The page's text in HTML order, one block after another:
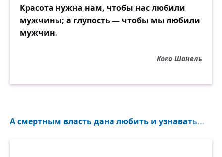
Красота нужна нам, чтобы нас любили
мужчины; а глупость — чтобы мы любили
мужчин.
Коко Шанель
А смертным власть дана любить и узнавать...